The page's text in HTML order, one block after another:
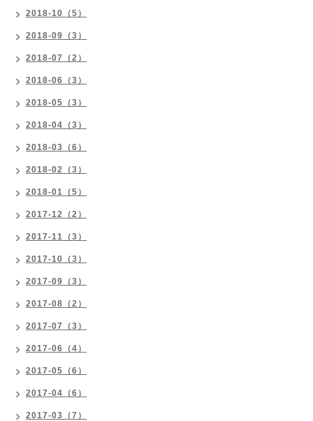
2018-10（5）
2018-09（3）
2018-07（2）
2018-06（3）
2018-05（3）
2018-04（3）
2018-03（6）
2018-02（3）
2018-01（5）
2017-12（2）
2017-11（3）
2017-10（3）
2017-09（3）
2017-08（2）
2017-07（3）
2017-06（4）
2017-05（6）
2017-04（6）
2017-03（7）